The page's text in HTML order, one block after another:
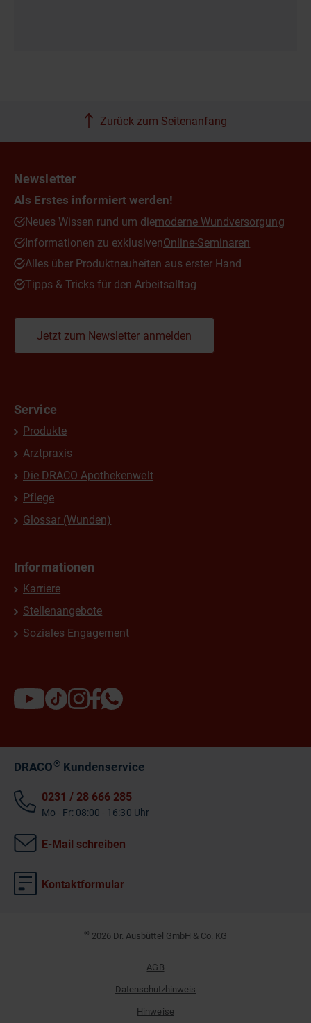
Zurück zum Seitenanfang
Newsletter
Als Erstes informiert werden!
Neues Wissen rund um diemoderne Wundversorgung
Informationen zu exklusivenOnline-Seminaren
Alles über Produktneuheiten aus erster Hand
Tipps & Tricks für den Arbeitsalltag
Jetzt zum Newsletter anmelden
Service
Produkte
Arztpraxis
Die DRACO Apothekenwelt
Pflege
Glossar (Wunden)
Informationen
Karriere
Stellenangebote
Soziales Engagement
DRACO®Kundenservice
0231 / 28 666 285
Mo - Fr: 08:00 - 16:30 Uhr
E-Mail schreiben
Kontaktformular
© 2026 Dr. Ausbüttel GmbH & Co. KG
AGB
Datenschutzhinweis
Hinweise